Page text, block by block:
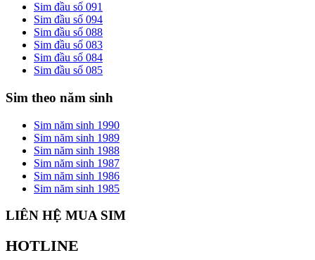
Sim đầu số 091
Sim đầu số 094
Sim đầu số 088
Sim đầu số 083
Sim đầu số 084
Sim đầu số 085
Sim theo năm sinh
Sim năm sinh 1990
Sim năm sinh 1989
Sim năm sinh 1988
Sim năm sinh 1987
Sim năm sinh 1986
Sim năm sinh 1985
LIÊN HỆ MUA SIM
HOTLINE